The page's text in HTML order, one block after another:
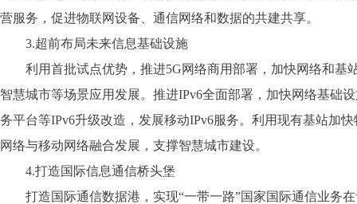
营服务，促进物联网设备、通信网络和数据的共建共享。
3.超前布局未来信息基础设施
利用首批试点优势，推进5G网络商用部署，加快网络和基
智慧城市等场景应用发展。推进IPv6全面部署，加快网络基础
务平台等IPv6升级改造，发展移动IPv6服务。利用现有基站加
网络与移动网络融合发展，支撑智慧城市建设。
4.打造国际信息通信桥头堡
打造国际通信数据港，实现“一带一路”国家国际通信业务在